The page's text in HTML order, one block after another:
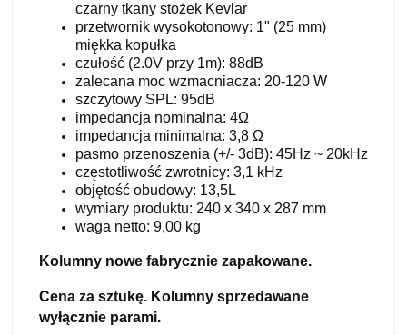
czarny tkany stożek Kevlar
przetwornik wysokotonowy: 1" (25 mm)
miękka kopułka
czułość (2.0V przy 1m): 88dB
zalecana moc wzmacniacza: 20-120 W
szczytowy SPL: 95dB
impedancja nominalna: 4Ω
impedancja minimalna: 3,8 Ω
pasmo przenoszenia (+/- 3dB): 45Hz ~ 20kHz
częstotliwość zwrotnicy: 3,1 kHz
objętość obudowy: 13,5L
wymiary produktu: 240 x 340 x 287 mm
waga netto: 9,00 kg
Kolumny nowe fabrycznie zapakowane.
Cena za sztukę. Kolumny sprzedawane
wyłącznie parami.